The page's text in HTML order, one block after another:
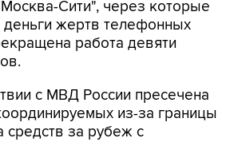
Сити", через которые
деньги жертв телефонных
работа девяти
с МВД России пресечена
из-за границы
средств за рубеж с